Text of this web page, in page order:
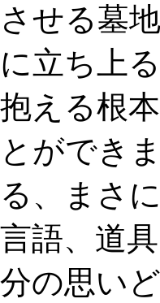
させる墓
に立ち上
抱える根
とができ
る、まさ
言語、道
分の思い